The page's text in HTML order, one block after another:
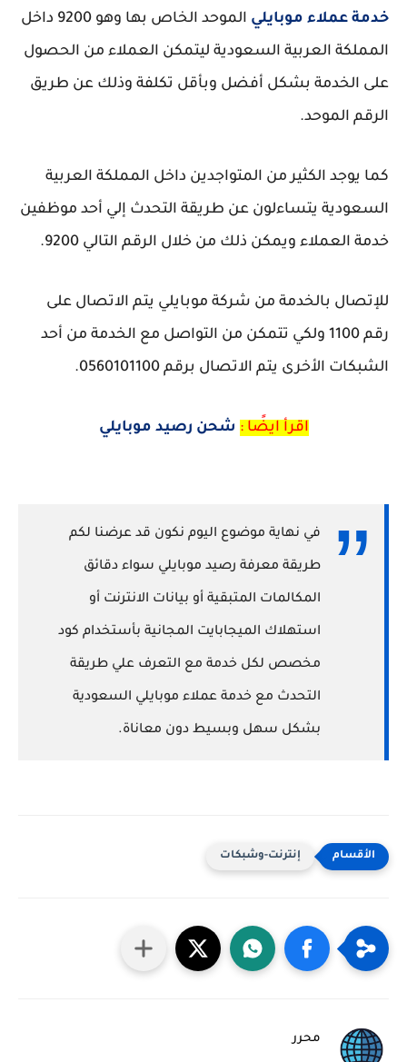
خدمة عملاء موبايلي
الموحد الخاص بها وهو 9200 داخل
المملكة العربية السعودية ليتمكن العملاء من الحصول
على الخدمة بشكل أفضل وبأقل تكلفة وذلك عن طريق
الرقم الموحد.
كما يوجد الكثير من المتواجدين داخل المملكة العربية
السعودية يتساءلون عن طريقة التحدث إلي أحد موظفين
خدمة العملاء ويمكن ذلك من خلال الرقم التالي 9200.
للإتصال بالخدمة من شركة موبايلي يتم الاتصال على
رقم 1100 ولكي تتمكن من التواصل مع الخدمة من أحد
الشبكات الأخرى يتم الاتصال برقم 0560101100.
اقرأ ايضًا : شحن رصيد موبايلي
في نهاية موضوع اليوم نكون قد عرضنا لكم
طريقة معرفة رصيد موبايلي سواء دقائق
المكالمات المتبقية أو بيانات الانترنت أو
استهلاك الميجابايت المجانية بأستخدام كود
مخصص لكل خدمة مع التعرف علي طريقة
التحدث مع خدمة عملاء موبايلي السعودية
بشكل سهل وبسيط دون معاناة.
إنترنت-وشبكات
محرر